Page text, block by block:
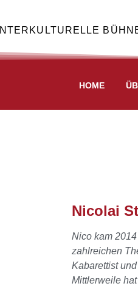
INTERKULTURELLE
HOME
Nicolai
Nico kam
zahlreichen
Kabarettist
Mittlerweile